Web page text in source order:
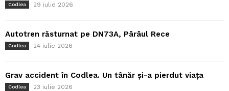
Codlea 29 iulie 2026
Autotren răsturnat pe DN73A, Pârâul Rece
Codlea 24 iulie 2026
Grav accident în Codlea. Un tânăr și-a pierdut viața
Codlea 23 iulie 2026